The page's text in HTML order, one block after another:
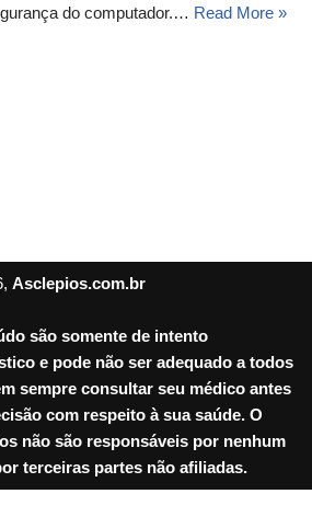
do computador.… Read More »
Asclepios.com.br
são somente de intento
e pode não ser adequado a todos
sempre consultar seu médico antes
com respeito à sua saúde. O
não são responsáveis por nenhum
terceiras partes não afiliadas.